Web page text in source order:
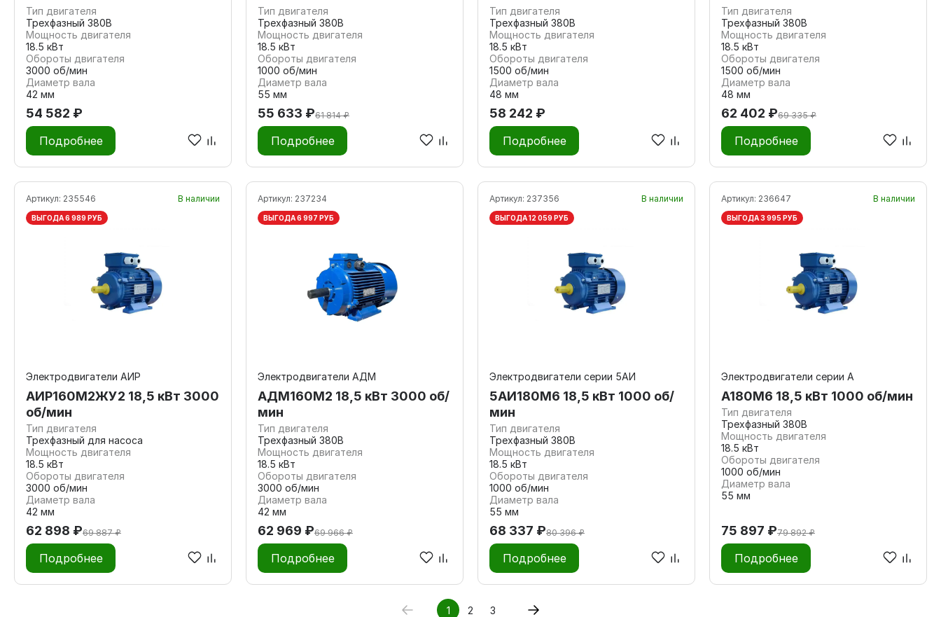
Тип двигателя
Трехфазный 380В
Мощность двигателя
18.5 кВт
Обороты двигателя
3000 об/мин
Диаметр вала
42 мм
54 582 ₽
Подробнее
Тип двигателя
Трехфазный 380В
Мощность двигателя
18.5 кВт
Обороты двигателя
1000 об/мин
Диаметр вала
55 мм
55 633 ₽61 814 ₽
Подробнее
Тип двигателя
Трехфазный 380В
Мощность двигателя
18.5 кВт
Обороты двигателя
1500 об/мин
Диаметр вала
48 мм
58 242 ₽
Подробнее
Тип двигателя
Трехфазный 380В
Мощность двигателя
18.5 кВт
Обороты двигателя
1500 об/мин
Диаметр вала
48 мм
62 402 ₽69 335 ₽
Подробнее
Артикул: 235546 В наличии
ВЫГОДА 6 989 РУБ
Электродвигатели АИР
АИР160М2ЖУ2 18,5 кВт 3000
об/мин
Тип двигателя
Трехфазный для насоса
Мощность двигателя
18.5 кВт
Обороты двигателя
3000 об/мин
Диаметр вала
42 мм
62 898 ₽69 887 ₽
Подробнее
Артикул: 237234
ВЫГОДА 6 997 РУБ
Электродвигатели АДМ
АДМ160М2 18,5 кВт 3000 об/
мин
Тип двигателя
Трехфазный 380В
Мощность двигателя
18.5 кВт
Обороты двигателя
3000 об/мин
Диаметр вала
42 мм
62 969 ₽69 966 ₽
Подробнее
Артикул: 237356 В наличии
ВЫГОДА 12 059 РУБ
Электродвигатели серии 5АИ
5АИ180M6 18,5 кВт 1000 об/
мин
Тип двигателя
Трехфазный 380В
Мощность двигателя
18.5 кВт
Обороты двигателя
1000 об/мин
Диаметр вала
55 мм
68 337 ₽80 396 ₽
Подробнее
Артикул: 236647 В наличии
ВЫГОДА 3 995 РУБ
Электродвигатели серии А
А180M6 18,5 кВт 1000 об/мин
Тип двигателя
Трехфазный 380В
Мощность двигателя
18.5 кВт
Обороты двигателя
1000 об/мин
Диаметр вала
55 мм
75 897 ₽79 892 ₽
Подробнее
1 2 3